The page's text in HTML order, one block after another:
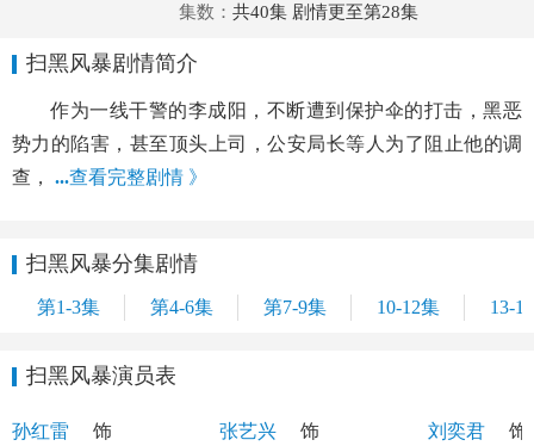
集数： 共40集 剧情更至第28集
扫黑风暴剧情简介
作为一线干警的李成阳，不断遭到保护伞的打击，黑恶
势力的陷害，甚至顶头上司，公安局长等人为了阻止他的调
查，
...查看完整剧情 》
扫黑风暴分集剧情
第1-3集 第4-6集 第7-9集 10-12集 13-
扫黑风暴演员表
李成阳
孙红雷
饰
张艺兴
饰
刘奕君
饰